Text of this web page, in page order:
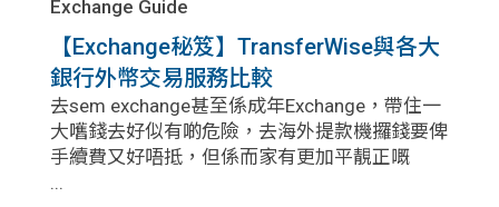
Exchange Guide
【Exchange秘笈】TransferWise與各大
銀行外幣交易服務比較
去sem exchange甚至係成年Exchange，帶住一
大嚿錢去好似有啲危險，去海外提款機攞錢要俾
手續費又好唔抵，但係而家有更加平靚正嘅
...